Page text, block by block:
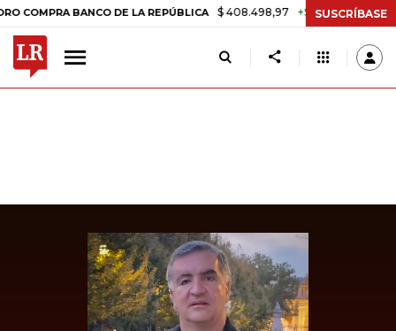
BANCO DE LA REPÚBLICA $ 408.498,97 +$ 8.753,81 +2,19%
SUSCRÍBASE